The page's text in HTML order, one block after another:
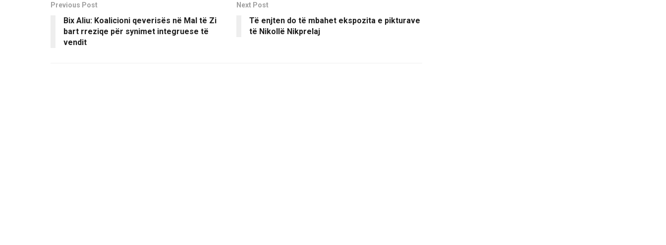
Previous Post
Bix Aliu: Koalicioni qeverisës në Mal të Zi
bart rreziqe për synimet integruese të
vendit
Next Post
Të enjten do të mbahet ekspozita e pikturave
të Nikollë Nikprelaj